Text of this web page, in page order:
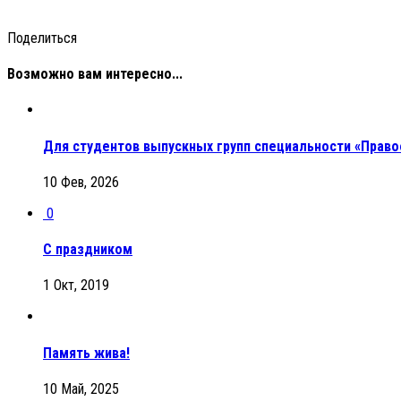
Поделиться
Возможно вам интересно...
Для студентов выпускных групп специальности
10 Фев, 2026
0
С праздником
1 Окт, 2019
Память жива!
10 Май, 2025